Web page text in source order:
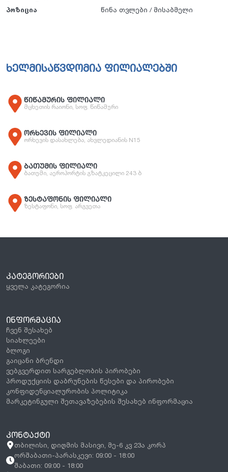
პოზიცია
წინა თვლები / მისაბმელი
ხელმისაწვდომია ფილიალებში
წიწამურის ფილიალი
მცხეთის რაიონი, სოფ. წიწამური
ორხევის ფილიალი
ორხევის დასახლება, ახვლედიანის N15
ბათუმის ფილიალი
ბათუმი, აეროპორტის გზატკეცილი 243 ბ
ზესტაფონის ფილიალი
ზესტაფონი, სოფ. არგვეთა
ᲙᲐᲢᲔᲒᲝᲠᲘᲔᲑᲘ
ყველა კატეგორია
ᲘᲜᲤᲝᲠᲛᲐᲪᲘᲐ
ჩვენ შესახებ
სიახლეები
ბლოგი
გაიცანი ბრენდი
ვებგვერდით სარგებლობის პირობები
პროდუქციის დაბრუნების წესები და პირობები
კონფიდენციალურობის პოლიტიკა
მარკეტინგული შეთავაზებების შესახებ ინფორმაცია
ᲙᲝᲜᲢᲐᲥᲢᲘ
თბილისი, დიღმის მასივი, მე-6 კვ 23ა კორპ
ორშაბათი-პარასკევი: 09:00 - 18:00
შაბათი: 09:00 - 18:00